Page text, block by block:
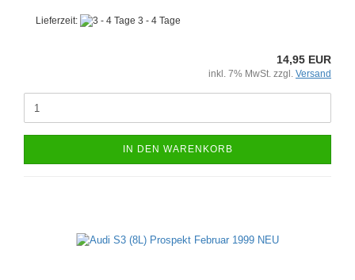
Lieferzeit: 3 - 4 Tage
14,95 EUR
inkl. 7% MwSt. zzgl. Versand
IN DEN WARENKORB